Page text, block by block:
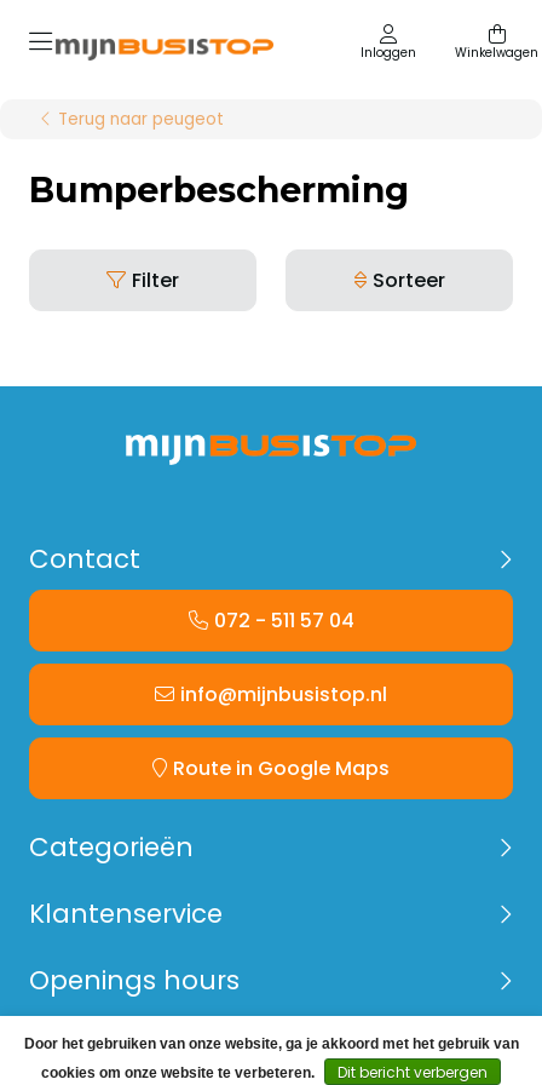
Inloggen Winkelwagen
Terug naar peugeot
Bumperbescherming
Filter Sorteer
Contact
072 - 511 57 04
info@mijnbusistop.nl
Route in Google Maps
Categorieën
Klantenservice
Openings hours
© Copyright 2026 Mijn Bus is Top -Webshop laten
Door het gebruiken van onze website, ga je akkoord met het gebruik van
cookies om onze website te verbeteren.
Dit bericht verbergen